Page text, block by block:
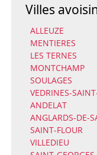
Villes
ALLEUZE
MENTIERES
LES TERNES
MONTCHAMP
SOULAGES
VEDRINES-
ANDELAT
ANGLARDS-DE-
SAINT-FLOUR
VILLEDIEU